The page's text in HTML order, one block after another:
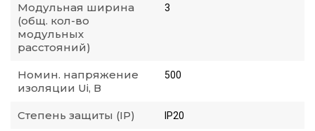
Модульная ширина
(общ. кол-во
модульных
расстояний)
3
Номин. напряжение
изоляции Ui, В
500
Степень защиты (IP) IP20